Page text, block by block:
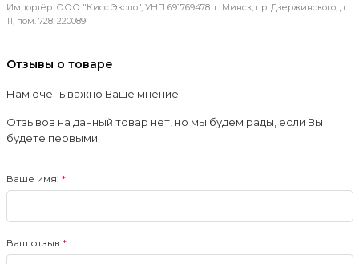
Импортёр: ООО "Кисс Экспо", УНП 691769478. г. Минск, пр. Дзержинского, д.
11, пом. 728. 220089
Отзывы о товаре
Нам очень важно Ваше мнение
Отзывов на данный товар нет, но мы будем рады, если Вы
будете первыми.
Ваше имя:
Ваш отзыв